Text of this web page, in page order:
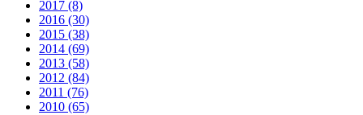
2017 (8)
2016 (30)
2015 (38)
2014 (69)
2013 (58)
2012 (84)
2011 (76)
2010 (65)